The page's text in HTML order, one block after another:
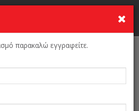
Ενοικιαζόμενα
παρακαλώ εγγραφείτε.